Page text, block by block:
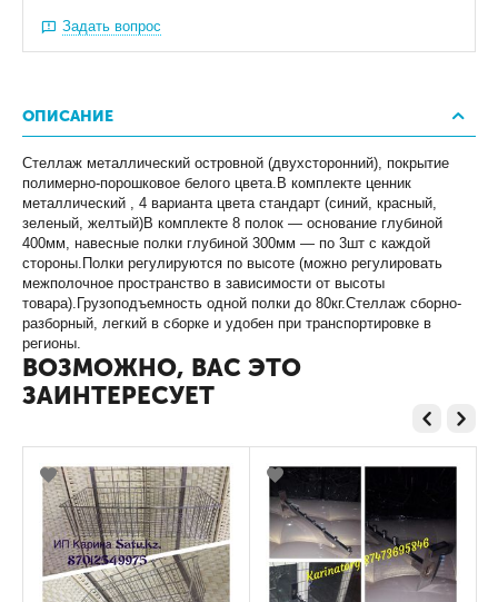
Задать вопрос
ОПИСАНИЕ
Стеллаж металлический островной (двухсторонний), покрытие
полимерно-порошковое белого цвета.В комплекте ценник
металлический , 4 варианта цвета стандарт (синий, красный,
зеленый, желтый)В комплекте 8 полок — основание глубиной
400мм, навесные полки глубиной 300мм — по 3шт с каждой
стороны.Полки регулируются по высоте (можно регулировать
межполочное пространство в зависимости от высоты
товара).Грузоподъемность одной полки до 80кг.Стеллаж сборно-
разборный, легкий в сборке и удобен при транспортировке в
регионы.
ВОЗМОЖНО, ВАС ЭТО
ЗАИНТЕРЕСУЕТ